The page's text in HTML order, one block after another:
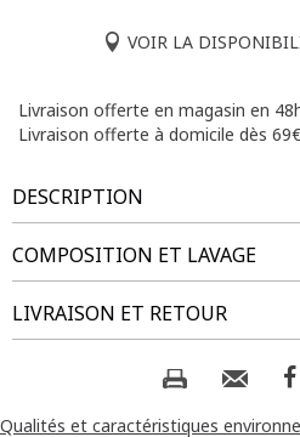
VOIR LA
Livraison offerte en magasin en
Livraison offerte à domicile dès
DESCRIPTION
Écharpe légère à motif de
Dimensions généreuses pour un
de plumes sur l'ensemble. Finition
COMPOSITION ET LAVAGE
Tissu principal : 100% POLYESTER
Composition et lavage :
LIVRAISON ET RETOUR
NOS MODES DE LIVRAISON
Livraison Magasin :
Qualités et caractéristiques